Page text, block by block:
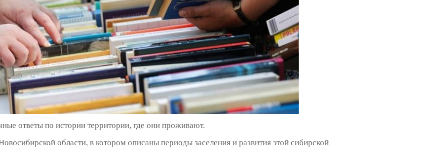
ответы по истории территории, где они проживают.
области, в котором описаны периоды заселения и развития этой сибирской